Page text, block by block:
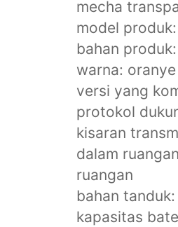
mecha
model
bahan
warna:
versi yang
protokol
kisaran
dalam
ruangan
bahan
kapasitas